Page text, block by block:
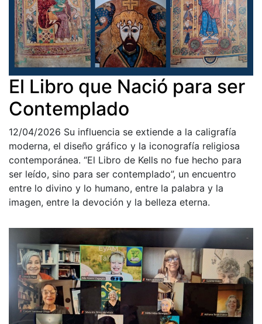
El Libro que Nació para ser
Contemplado
12/04/2026 Su influencia se extiende a la caligrafía
moderna, el diseño gráfico y la iconografía religiosa
contemporánea. “El Libro de Kells no fue hecho para
ser leído, sino para ser contemplado”, un encuentro
entre lo divino y lo humano, entre la palabra y la
imagen, entre la devoción y la belleza eterna.